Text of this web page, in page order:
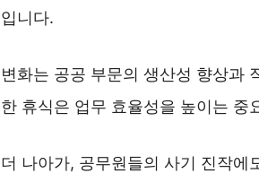
입니다.
변화는 공공 부문의 생산성 향상과
한 휴식은 업무 효율성을 높이는 중
더 나아가, 공무원들의 사기 진작에